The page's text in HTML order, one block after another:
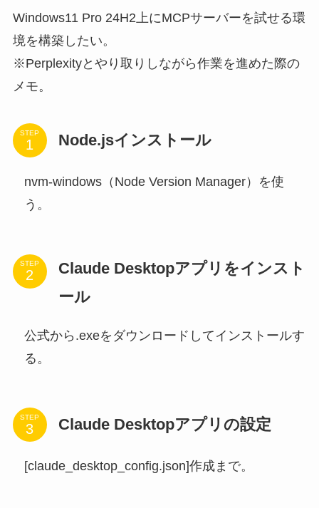
Windows11 Pro 24H2上にMCPサーバーを試せる環
境を構築したい。
※Perplexityとやり取りしながら作業を進めた際の
メモ。
STEP Node.jsインストール
nvm-windows（Node Version Manager）を使
う。
STEP
Claude Desktopアプリをインスト
ール
公式から.exeをダウンロードしてインストールす
る。
STEP Claude Desktopアプリの設定
[claude_desktop_config.json]作成まで。